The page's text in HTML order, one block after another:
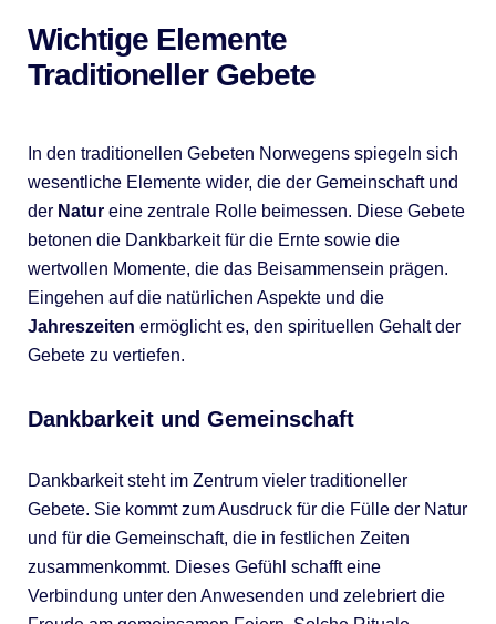
Wichtige Elemente
Traditioneller Gebete
In den traditionellen Gebeten Norwegens spiegeln sich
wesentliche Elemente wider, die der Gemeinschaft und
der Natureine zentrale Rolle beimessen. Diese Gebete
betonen die Dankbarkeit für die Ernte sowie die
wertvollen Momente, die das Beisammensein prägen.
Eingehen auf die natürlichen Aspekte und die
Jahreszeiten ermöglicht es, den spirituellen Gehalt der
Gebete zu vertiefen.
Dankbarkeit und Gemeinschaft
Dankbarkeit steht im Zentrum vieler traditioneller
Gebete. Sie kommt zum Ausdruck für die Fülle der Natur
und für die Gemeinschaft, die in festlichen Zeiten
zusammenkommt. Dieses Gefühl schafft eine
Verbindung unter den Anwesenden und zelebriert die